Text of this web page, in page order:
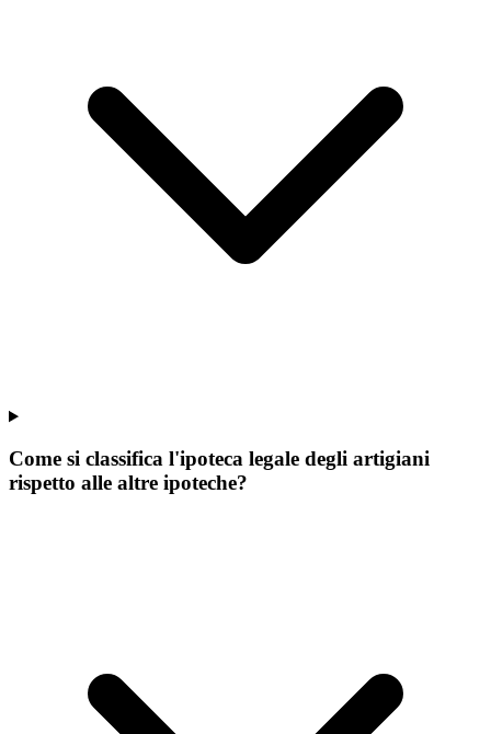
Come si classifica l'ipoteca legale degli artigiani
rispetto alle altre ipoteche?